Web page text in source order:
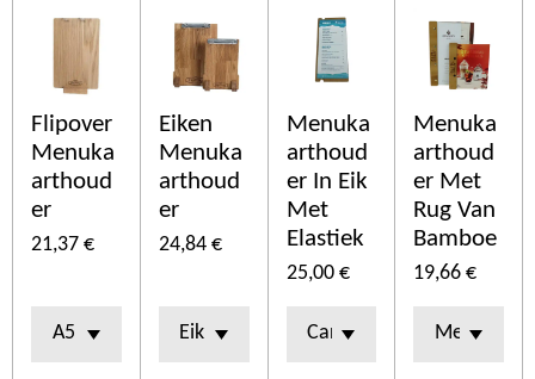
Flipover
Menuka
arthoud
er
21,37 €
Eiken
Menuka
arthoud
er
24,84 €
Menuka
arthoud
er In Eik
Met
Elastiek
25,00 €
Menuka
arthoud
er Met
Rug Van
Bamboe
19,66 €